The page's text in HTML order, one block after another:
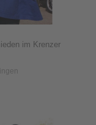
im Krenzer